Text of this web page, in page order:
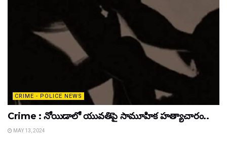
CRIME - POLICE NEWS
Crime : నోయిడాలో యువతిపై సామూహిక హత్యాచారం..
MAY 13, 2024